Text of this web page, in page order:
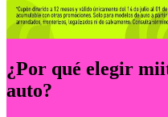
¿Por qué elegir
auto?